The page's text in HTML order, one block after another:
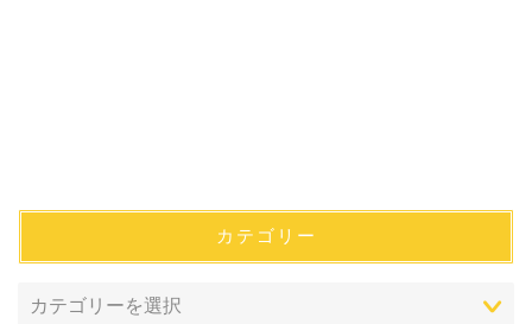
カテゴリー